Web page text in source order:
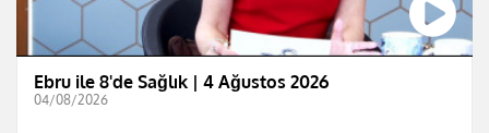
Ebru ile 8'de Sağlık | 4 Ağustos 2026
04/08/2026